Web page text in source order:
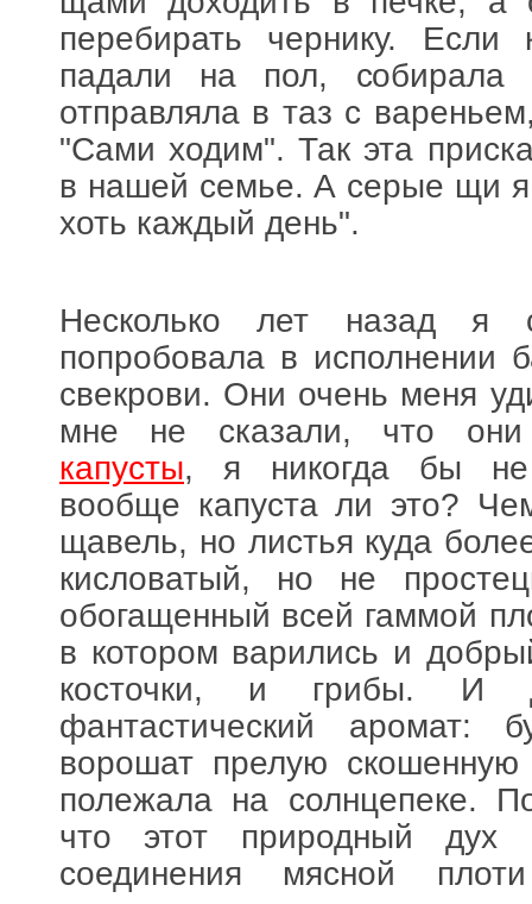
перебирать чернику. Если
падали на пол,
отправляла в таз с
"Сами ходим". Так эта
в нашей семье. А серые щи я
хоть каждый день".
Несколько лет назад
попробовала в исполнении
свекрови. Они очень меня
мне не сказали, что
капусты, я никогда бы
вообще капуста ли это?
щавель, но листья куда
кисловатый, но не
обогащенный всей гаммой
в котором варились и
косточки, и грибы. И
фантастический аромат:
ворошат прелую скошенную
полежала на солнцепеке.
что этот природный дух
соединения мясной